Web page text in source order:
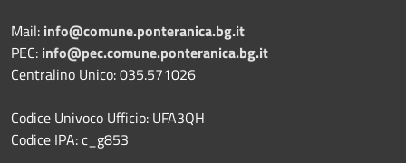
Mail: info@comune.ponteranica.bg.it
PEC: info@pec.comune.ponteranica.bg.it
Centralino Unico: 035.571026
Codice Univoco Ufficio: UFA3QH
Codice IPA: c_g853